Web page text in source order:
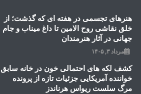
هنرهای تجسمی در هفته ای که گذشت؛ از
خلق نقاشی روح الامین تا داغ میناب و جام
جهانی در آثار هنرمندان
مرداد ۳, ۱۴۰۵
کشف لکه های احتمالی خون در خانه سابق
خواننده آمریکایی جزئیات تازه از پرونده
مرگ سلست ریواس هرناندز